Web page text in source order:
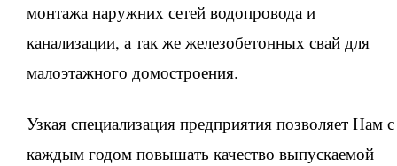
монтажа наружних сетей водопровода и
канализации, а так же железобетонных свай для
малоэтажного домостроения.
Узкая специализация предприятия позволяет Нам с
каждым годом повышать качество выпускаемой